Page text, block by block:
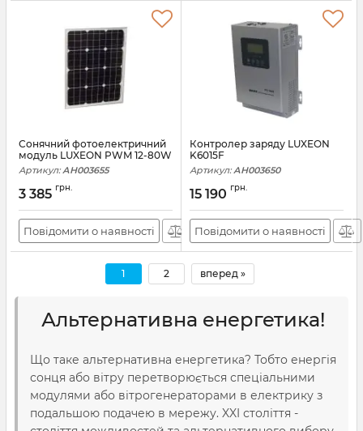
Сонячний фотоелектричний
модуль LUXEON PWM 12-80W
Артикул: АН003655
3 385 грн.
Повідомити о наявності
Контролер заряду LUXEON
K6015F
Артикул: АН003650
15 190 грн.
Повідомити о наявності
1 2 вперед »
Альтернативна енергетика!
Що таке альтернативна енергетика? Тобто енергія
сонця або вітру перетворюється спеціальними
модулями або вітрогенераторами в електрику з
подальшою подачею в мережу. XXI століття -